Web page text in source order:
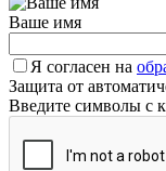
Ваше имя
Я согласен на
Защита от
Введите символы с